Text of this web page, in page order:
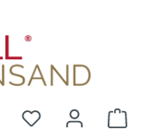
Du hast 0